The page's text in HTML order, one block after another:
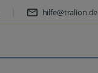
hilfe@tralion.de